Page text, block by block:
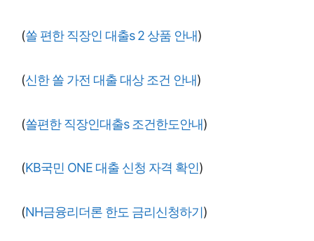
(쏠 편한 직장인 대출s 2 상품 안내)
(신한 쏠 가전 대출 대상 조건 안내)
(쏠편한 직장인대출s 조건한도안내)
(KB국민 ONE 대출 신청 자격 확인)
(NH금융리더론 한도 금리신청하기)